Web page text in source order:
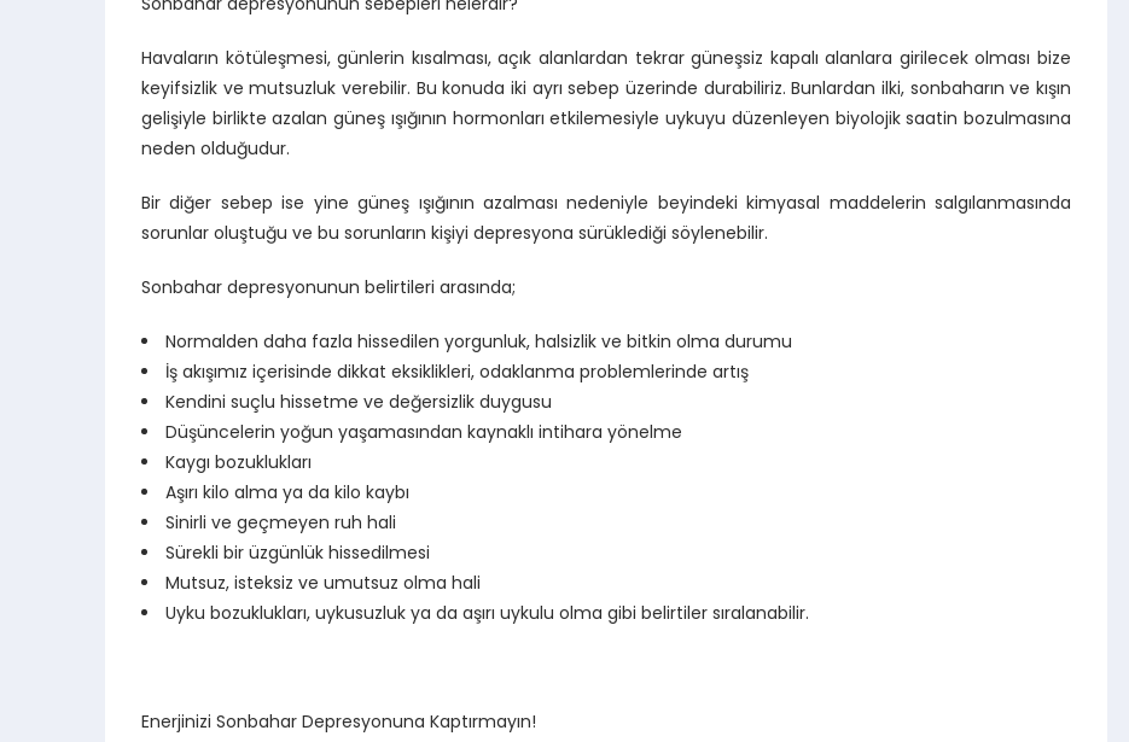
Havaların kötüleşmesi, günlerin kısalması, açık alanlardan tekrar güneşsiz kapalı alanlara girilecek olması bize
keyifsizlik ve mutsuzluk verebilir. Bu konuda iki ayrı sebep üzerinde durabiliriz. Bunlardan ilki, sonbaharın ve kışın
gelişiyle birlikte azalan güneş ışığının hormonları etkilemesiyle uykuyu düzenleyen biyolojik saatin bozulmasına
neden olduğudur.
Bir diğer sebep ise yine güneş ışığının azalması nedeniyle beyindeki kimyasal maddelerin salgılanmasında
sorunlar oluştuğu ve bu sorunların kişiyi depresyona sürüklediği söylenebilir.
Sonbahar depresyonunun belirtileri arasında;
Normalden daha fazla hissedilen yorgunluk, halsizlik ve bitkin olma durumu
İş akışımız içerisinde dikkat eksiklikleri, odaklanma problemlerinde artış
Kendini suçlu hissetme ve değersizlik duygusu
Düşüncelerin yoğun yaşamasından kaynaklı intihara yönelme
Kaygı bozuklukları
Aşırı kilo alma ya da kilo kaybı
Sinirli ve geçmeyen ruh hali
Sürekli bir üzgünlük hissedilmesi
Mutsuz, isteksiz ve umutsuz olma hali
Uyku bozuklukları, uykusuzluk ya da aşırı uykulu olma gibi belirtiler sıralanabilir.
Enerjinizi Sonbahar Depresyonuna Kaptırmayın!